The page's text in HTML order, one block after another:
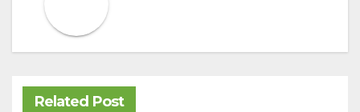
Related Post